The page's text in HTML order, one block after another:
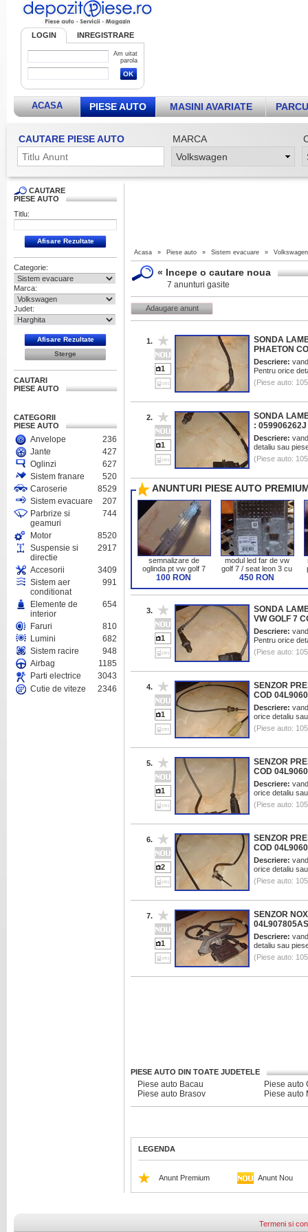
LOGIN INREGISTRARE
Am uitat
parola
ACASA PIESE AUTO MASINI AVARIATE
CAUTARE PIESE AUTO MARCA
CAUTARE
PIESE AUTO
Titlu:
Categorie:
Marca:
Judet:
CAUTARI
PIESE AUTO
CATEGORII
PIESE AUTO
Anvelope
236
Jante
427
Oglinzi
627
Sistem franare
520
Caroserie
8529
Sistem evacuare
207
Parbrize si
geamuri
744
Motor
8520
Suspensie si
directie
2917
Accesorii
3409
Sistem aer
conditionat
991
Elemente de
interior
654
Faruri
810
Lumini
682
Sistem racire
948
Airbag
1185
Parti electrice
3043
Cutie de viteze
2346
Acasa » Piese auto » Sistem evacuare » Volkswagen
« Incepe o cautare noua
7 anunturi gasite
Adaugare anunt
1.
1
SONDA
PHAETON
Descriere:
Pentru orice
(Piese auto:
2.
1
SONDA
: 059906262J
Descriere:
detaliu sau
(Piese auto:
ANUNTURI PIESE AUTO
semnalizare de
oglinda pt vw golf 7
cu cod 5G0949102
100 RON
modul led far de vw
golf 7 / seat leon 3 cu
cod 5F0941972
450 RON
3.
1
SONDA
VW GOLF 7
Descriere:
Pentru orice
(Piese auto:
4.
1
SENZOR
COD
Descriere:
orice detaliu
(Piese auto:
5.
1
SENZOR
COD
Descriere:
orice detaliu
(Piese auto:
6.
2
SENZOR
COD
Descriere:
orice detaliu
(Piese auto:
7.
1
SENZOR
04L907805AS
Descriere:
detaliu sau
(Piese auto:
PIESE AUTO DIN TOATE JUDETELE
Piese auto Bacau
Piese auto Brasov
Piese auto
Piese auto
LEGENDA
Anunt Premium Anunt Nou
Termeni si